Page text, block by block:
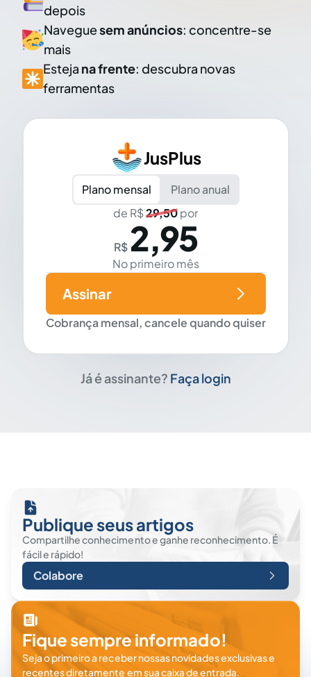
depois
Naveguesem anúncios: concentre-se
mais
Esteja na frente: descubra novas
ferramentas
JusPlus
Plano mensal
Plano anual
de R$29,50por
R$ 2,95
No primeiro mês
Cobrança mensal, cancele quando quiser
Assinar
Já é assinante? Faça login
Publique seus artigos
Compartilhe conhecimento e ganhe reconhecimento. É
fácil e rápido!
Colabore
Fique sempre informado!
Seja o primeiro a receber nossas novidades exclusivas e
recentes diretamente em sua caixa de entrada.